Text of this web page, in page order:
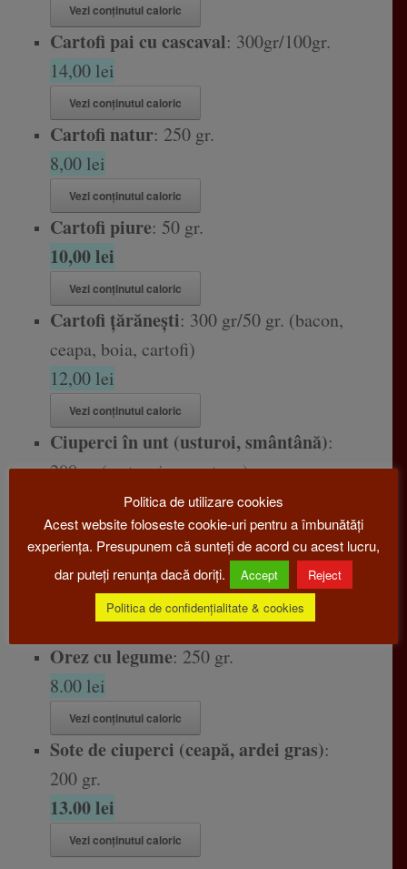
Vezi conținutul caloric
Cartofi pai cu cascaval: 300gr/100gr.
14,00 lei
Vezi conținutul caloric
Cartofi natur: 250 gr.
8,00 lei
Vezi conținutul caloric
Cartofi piure: 50 gr.
10,00 lei
Vezi conținutul caloric
Cartofi țărănești: 300 gr/50 gr. (bacon,
ceapa, boia, cartofi)
12,00 lei
Vezi conținutul caloric
Ciuperci în unt (usturoi, smântână):
200gr. ( usturoi, smantana)
Vezi conținutul caloric
Mămăligă
: 300 gr.
10,00 lei
Vezi conținutul caloric
Orez cu legume: 250 gr.
8.00 lei
Vezi conținutul caloric
Sote de ciuperci (ceapă, ardei gras):
200 gr.
13.00 lei
Vezi conținutul caloric
Politica de utilizare cookies
Acest website foloseste cookie-uri pentru a îmbunătăți
experiența. Presupunem că sunteți de acord cu acest lucru,
dar puteți renunța dacă doriți.
Accept
Reject
Politica de confidențialitate & cookies